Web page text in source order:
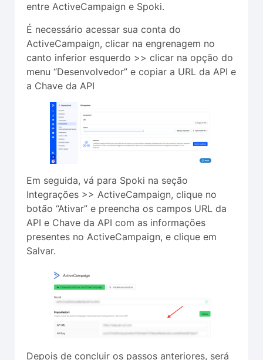
entre ActiveCampaign e Spoki.
É necessário acessar sua conta do
ActiveCampaign, clicar na engrenagem no
canto inferior esquerdo >> clicar na opção do
menu “Desenvolvedor” e copiar a URL da API e
a Chave da API
Em seguida, vá para Spoki na seção
Integrações >> ActiveCampaign, clique no
botão “Ativar” e preencha os campos URL da
API e Chave da API com as informações
presentes no ActiveCampaign, e clique em
Salvar.
Depois de concluir os passos anteriores, será